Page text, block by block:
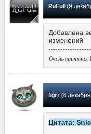
RuFull(9 декабря
Добавлена
изменений
Очень приятно,
tigrr(6 декабря
Цитата: